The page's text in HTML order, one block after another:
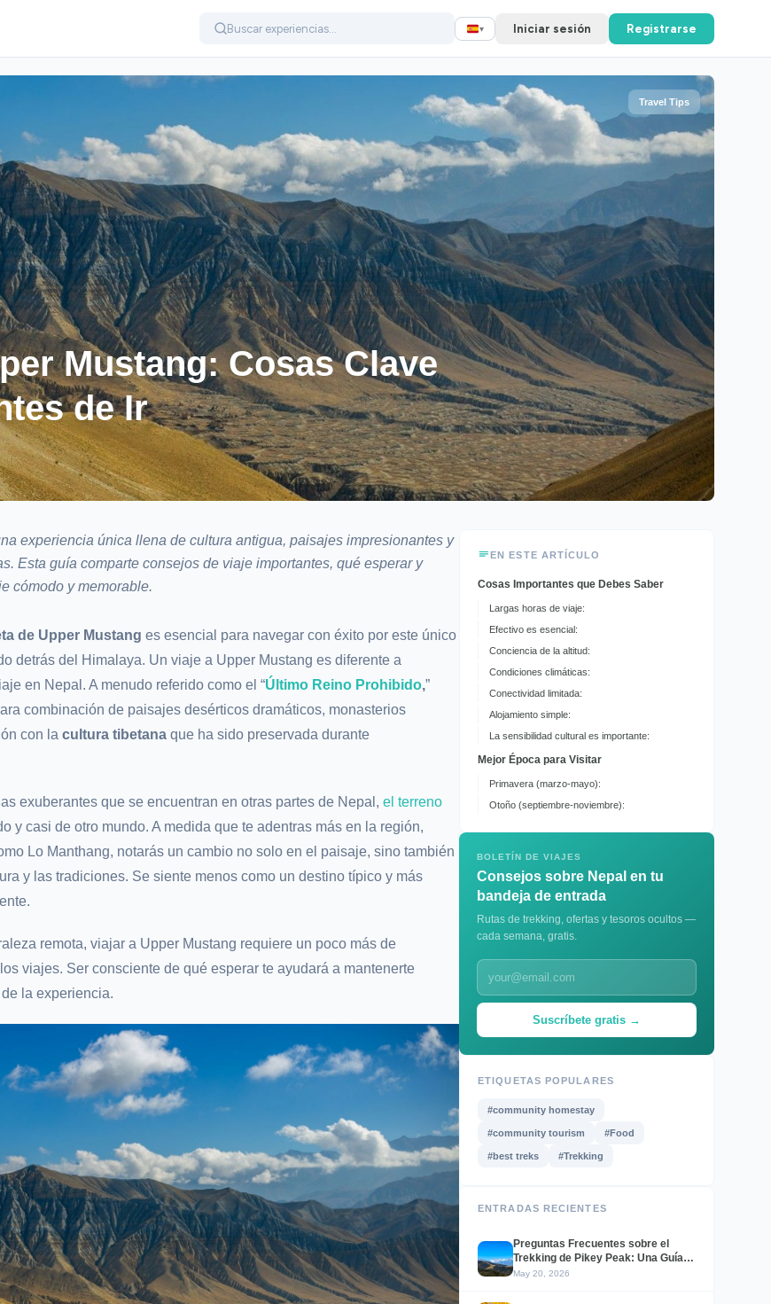
▾ Iniciar sesión Registrarse
Travel Tips
Mustang: Cosas Clave
de Ir
experiencia única llena de cultura antigua, paisajes impresionantes y
Esta guía comparte consejos de viaje importantes, qué esperar y
cómodo y memorable.
de Upper Mustang es esencial para navegar con éxito por este único
detrás del Himalaya. Un viaje a Upper Mustang es diferente a
en Nepal. A menudo referido como el “Último Reino Prohibido,”
combinación de paisajes desérticos dramáticos, monasterios
con la cultura tibetana que ha sido preservada durante
exuberantes que se encuentran en otras partes de Nepal, el terreno
y casi de otro mundo. A medida que te adentras más en la región,
Lo Manthang, notarás un cambio no solo en el paisaje, sino también
y las tradiciones. Se siente menos como un destino típico y más
remota, viajar a Upper Mustang requiere un poco más de
viajes. Ser consciente de qué esperar te ayudará a mantenerte
la experiencia.
EN ESTE ARTÍCULO
Cosas Importantes que Debes Saber
Largas horas de viaje:
Efectivo es esencial:
Conciencia de la altitud:
Condiciones climáticas:
Conectividad limitada:
Alojamiento simple:
La sensibilidad cultural es importante:
Mejor Época para Visitar
Primavera (marzo-mayo):
Otoño (septiembre-noviembre):
BOLETÍN DE VIAJES
Consejos sobre Nepal en tu
bandeja de entrada
Rutas de trekking, ofertas y tesoros ocultos —
cada semana, gratis.
Suscríbete gratis →
ETIQUETAS POPULARES
#community homestay
#community tourism #Food
#best treks #Trekking
ENTRADAS RECIENTES
Preguntas Frecuentes sobre el
Trekking de Pikey Peak: Una Guía
Sencilla para Trekking de
May 20, 2026